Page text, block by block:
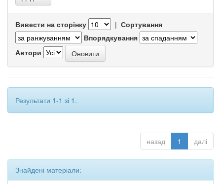
Вивести на сторінку | Сортування
Впорядкування
Автори
Результати 1-1 зі 1.
назад 1 далі
Знайдені матеріали: